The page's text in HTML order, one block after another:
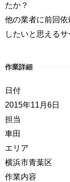
たか？
他の業者に前回
したいと思える
作業詳細
日付
2015年11月6日
担当
車田
エリア
横浜市青葉区
作業内容